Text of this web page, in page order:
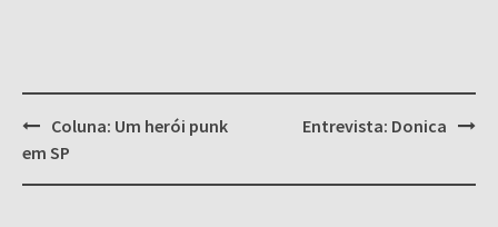
Post
navigation
Coluna: Um herói punk
em SP
Entrevista: Donica